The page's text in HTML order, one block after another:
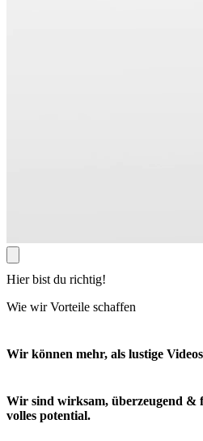
Hier bist du richtig!
Wie wir Vorteile schaffen
Wir können mehr, als lustige
Wir sind wirksam, überzeugend &
volles potential.